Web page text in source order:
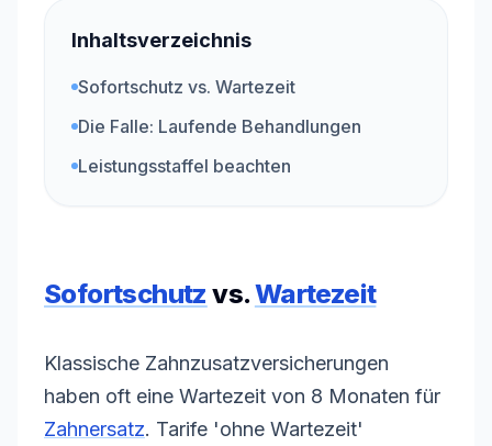
Inhaltsverzeichnis
Sofortschutz vs. Wartezeit
Die Falle: Laufende Behandlungen
Leistungsstaffel beachten
Sofortschutz vs.Wartezeit
Klassische Zahnzusatzversicherungen
haben oft eine Wartezeit von 8 Monaten für
Zahnersatz. Tarife 'ohne Wartezeit'